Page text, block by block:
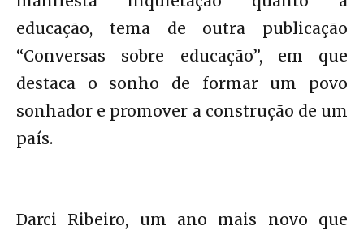
educação, tema de outra publicação
“Conversas sobre educação”, em que
destaca o sonho de formar um povo
sonhador e promover a construção de um
país.
Darci Ribeiro, um ano mais novo que